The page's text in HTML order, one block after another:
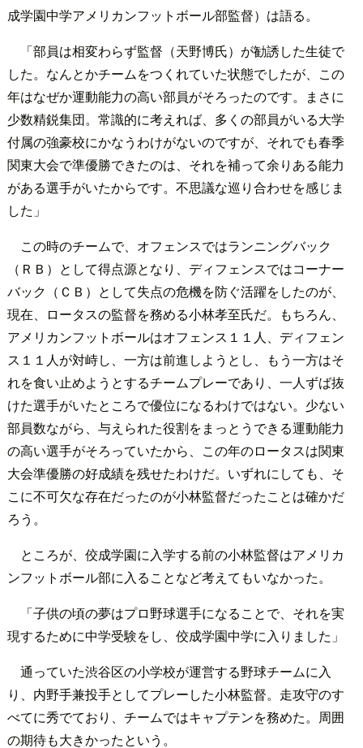
成学園中学アメリカンフットボール部監督）は語る。
「部員は相変わらず監督（天野博氏）が勧誘した生徒で
した。なんとかチームをつくれていた状態でしたが、この
年はなぜか運動能力の高い部員がそろったのです。まさに
少数精鋭集団。常識的に考えれば、多くの部員がいる大学
付属の強豪校にかなうわけがないのですが、それでも春季
関東大会で準優勝できたのは、それを補って余りある能力
がある選手がいたからです。不思議な巡り合わせを感じま
した」
この時のチームで、オフェンスではランニングバック
（ＲＢ）として得点源となり、ディフェンスではコーナー
バック（ＣＢ）として失点の危機を防ぐ活躍をしたのが、
現在、ロータスの監督を務める小林孝至氏だ。もちろん、
アメリカンフットボールはオフェンス１１人、ディフェン
ス１１人が対峙し、一方は前進しようとし、もう一方はそ
れを食い止めようとするチームプレーであり、一人ずば抜
けた選手がいたところで優位になるわけではない。少ない
部員数ながら、与えられた役割をまっとうできる運動能力
の高い選手がそろっていたから、この年のロータスは関東
大会準優勝の好成績を残せたわけだ。いずれにしても、そ
こに不可欠な存在だったのが小林監督だったことは確かだ
ろう。
ところが、佼成学園に入学する前の小林監督はアメリカ
ンフットボール部に入ることなど考えてもいなかった。
「子供の頃の夢はプロ野球選手になることで、それを実
現するために中学受験をし、佼成学園中学に入りました」
通っていた渋谷区の小学校が運営する野球チームに入
り、内野手兼投手としてプレーした小林監督。走攻守のす
べてに秀でており、チームではキャプテンを務めた。周囲
の期待も大きかったという。